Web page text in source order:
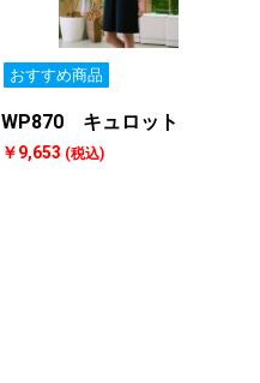
おすすめ商品
WP870 キュロット
￥9,653 (税込)